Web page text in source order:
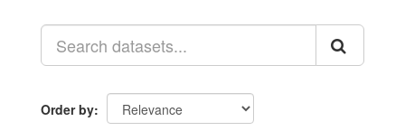
Order by